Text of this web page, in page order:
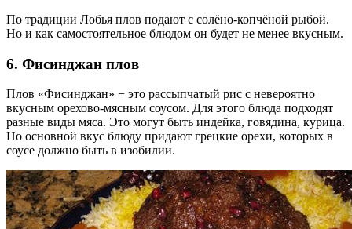
По традиции Лобья плов подают с солёно-копчёной рыбой.
Но и как самостоятельное блюдом он будет не менее вкусным.
6. Фисинджан плов
Плов «Фисинджан» − это рассыпчатый рис с невероятно
вкусным орехово-мясным соусом. Для этого блюда подходят
разные виды мяса. Это могут быть индейка, говядина, курица.
Но основной вкус блюду придают грецкие орехи, которых в
соусе должно быть в изобилии.